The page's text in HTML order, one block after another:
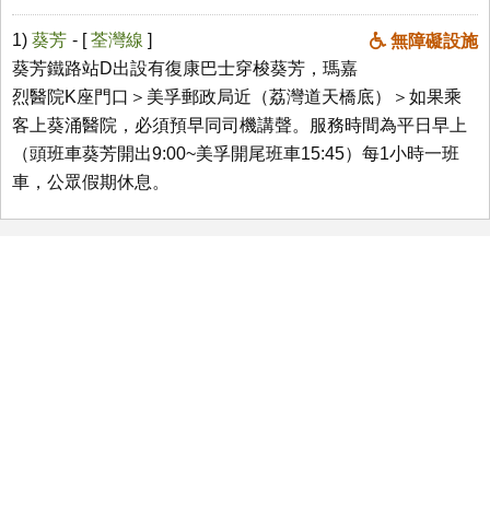
1) 葵芳 無障礙設施
- [荃灣線 ]
葵芳鐵路站D出設有復康巴士穿梭葵芳，瑪嘉
烈醫院K座門口＞美孚郵政局近（荔灣道天橋底）＞如果乘
客上葵涌醫院，必須預早同司機講聲。服務時間為平日早上
（頭班車葵芳開出9:00~美孚開尾班車15:45）每1小時一班
車，公眾假期休息。